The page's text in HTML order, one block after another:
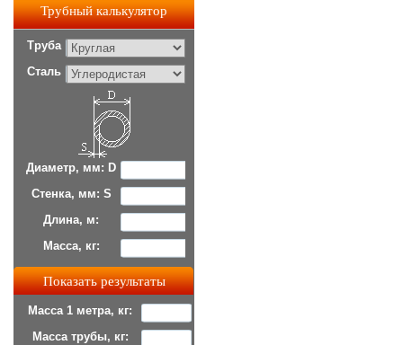
Трубный калькулятор
Труба
Сталь
Диаметр, мм: D
Стенка, мм: S
Длина, м:
Масса, кг:
Масса 1 метра, кг:
Масса трубы, кг: